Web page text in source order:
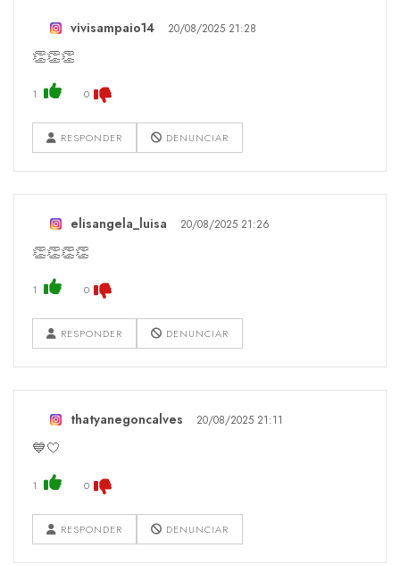
vivisampaio14 20/08/2025 21:28
👏👏👏
1 0
RESPONDER DENUNCIAR
elisangela_luisa 20/08/2025 21:26
👏👏👏👏
1 0
RESPONDER DENUNCIAR
thatyanegoncalves 20/08/2025 21:11
💙🤍
1 0
RESPONDER DENUNCIAR